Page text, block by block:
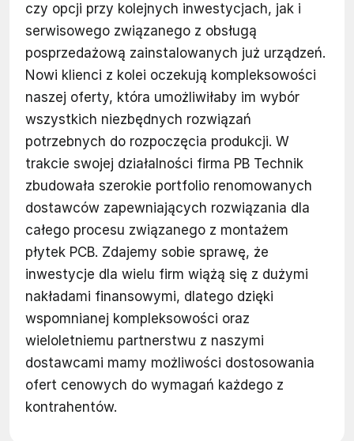
czy opcji przy kolejnych inwestycjach, jak i
serwisowego związanego z obsługą
posprzedażową zainstalowanych już urządzeń.
Nowi klienci z kolei oczekują kompleksowości
naszej oferty, która umożliwiłaby im wybór
wszystkich niezbędnych rozwiązań
potrzebnych do rozpoczęcia produkcji. W
trakcie swojej działalności firma PB Technik
zbudowała szerokie portfolio renomowanych
dostawców zapewniających rozwiązania dla
całego procesu związanego z montażem
płytek PCB. Zdajemy sobie sprawę, że
inwestycje dla wielu firm wiążą się z dużymi
nakładami finansowymi, dlatego dzięki
wspomnianej kompleksowości oraz
wieloletniemu partnerstwu z naszymi
dostawcami mamy możliwości dostosowania
ofert cenowych do wymagań każdego z
kontrahentów.